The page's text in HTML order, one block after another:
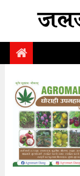
समाचार
समाज
राजनीति
आर्थिक
अन्तर्वार्ता
विचार
साहित्य/